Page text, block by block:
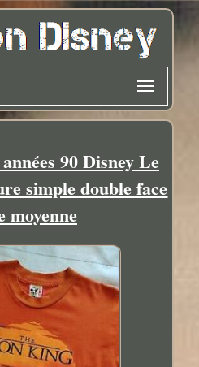
90 Disney Le
simple double face
moyenne